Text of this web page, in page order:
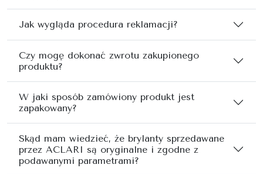
Jak wygląda procedura reklamacji?
Czy mogę dokonać zwrotu zakupionego
produktu?
W jaki sposób zamówiony produkt jest
zapakowany?
Skąd mam wiedzieć, że brylanty sprzedawane
przez ACLARI są oryginalne i zgodne z
podawanymi parametrami?